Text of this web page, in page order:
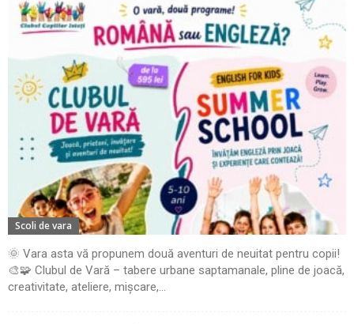
Scoli de vara
🌞 Vara asta vă propunem două aventuri de neuitat pentru copii!
🎨🧩 Clubul de Vară – tabere urbane saptamanale, pline de joacă,
creativitate, ateliere, mișcare,...